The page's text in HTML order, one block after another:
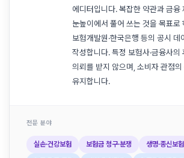
에디터입니다. 복잡한 약관과 금융
눈높이에서 풀어 쓰는 것을 목표로
보험개발원·한국은행 등의 공시 데
작성합니다. 특정 보험사·금융사의
의뢰를 받지 않으며, 소비자 관점
유지합니다.
전문 분야
실손·건강보험 보험금 청구·분쟁 생명·종신보험